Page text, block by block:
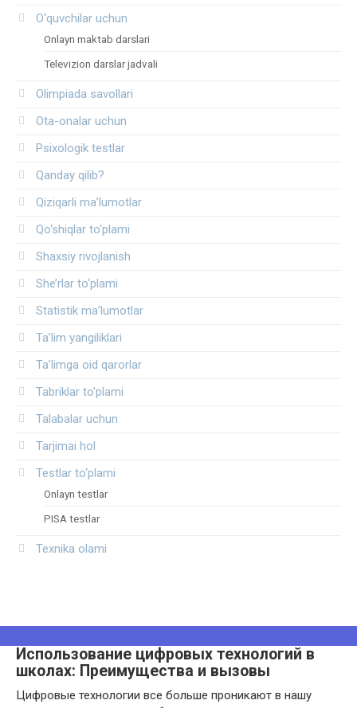
O‘quvchilar uchun
Onlayn maktab darslari
Televizion darslar jadvali
Olimpiada savollari
Ota-onalar uchun
Psixologik testlar
Qanday qilib?
Qiziqarli ma’lumotlar
Qo‘shiqlar to‘plami
Shaxsiy rivojlanish
She’rlar to‘plami
Statistik ma’lumotlar
Ta’lim yangiliklari
Ta’limga oid qarorlar
Tabriklar to'plami
Talabalar uchun
Tarjimai hol
Testlar to‘plami
Onlayn testlar
PISA testlar
Texnika olami
Использование цифровых технологий в
школах: Преимущества и вызовы
Цифровые технологии все больше проникают в нашу